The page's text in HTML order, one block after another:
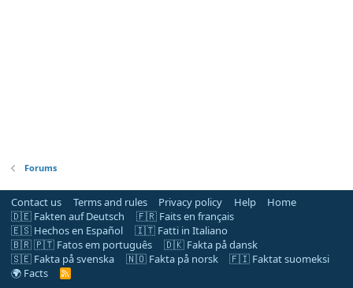
Forums
Contact us Terms and rules Privacy policy Help
Home
🇩🇪 Fakten auf Deutsch
🇫🇷 Faits en français
🇪🇸 Hechos en Español
🇮🇹 Fatti in Italiano
🇧🇷 🇵🇹 Fatos em português
🇩🇰 Fakta på dansk
🇸🇪 Fakta på svenska
🇳🇴 Fakta på norsk
🇫🇮 Faktat suomeksi
🌍 Facts
R